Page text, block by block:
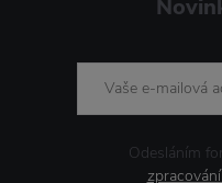
Odesláním